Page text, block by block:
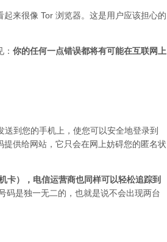
来很像 Tor 浏览器。这是用户应该担心的
你的任何一点错误都将有可能在互联网上
到您的手机上，使您可以安全地登录到
供给网站，它只会在网上妨碍您的匿名状
卡），电信运营商也同样可以轻松追踪到
是独一无二的，也就是说不会出现两台